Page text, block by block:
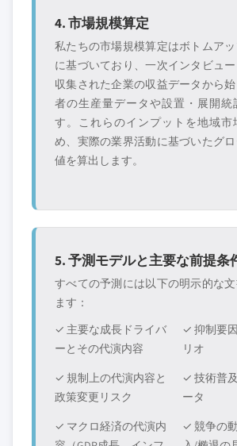
4. 市場規模算定
私たちの市場規模算定はボトムア
に基づいており、一次インタビュ
収集された企業の収益データから
者の生産量データや設置・展開統
す。これらのインプットを地域市
め、実際の業界活動に基づいたグ
値を算出します。
5. 予測モデルと主要な前提条
すべての予測には以下の明示的な
ます：
✓ 主要な成長ドライバ
ーとその代演内容
✓ 抑制要
リオ
✓ 規制上の代演内容と
政策変更リスク
✓ 技術普
ータ
✓ マクロ経済の代演内
✓ 競争の